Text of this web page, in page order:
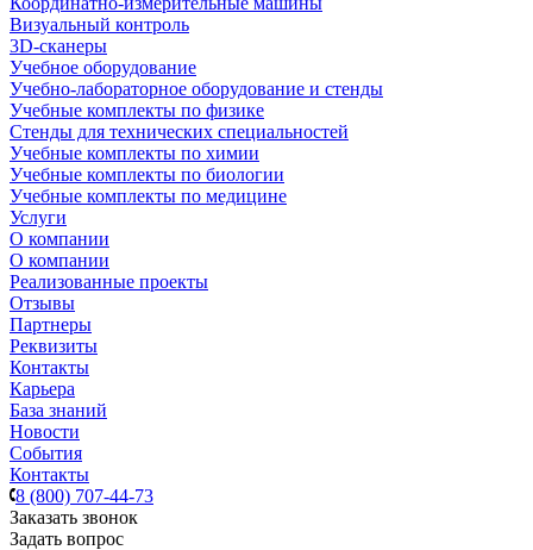
Визуальный контроль
3D-сканеры
Учебное оборудование
Учебно-лабораторное оборудование и стенды
Учебные комплекты по физике
Стенды для технических специальностей
Учебные комплекты по химии
Учебные комплекты по биологии
Учебные комплекты по медицине
Услуги
О компании
О компании
Реализованные проекты
Отзывы
Партнеры
Реквизиты
Контакты
Карьера
База знаний
Новости
События
Контакты
8 (800) 707-44-73
Заказать звонок
Задать вопрос